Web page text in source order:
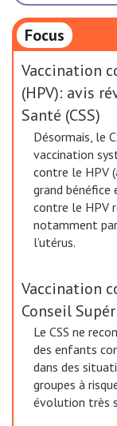
Focus
Vaccination
(HPV): avis
Santé (CSS)
Désormais, le
vaccination
contre le HPV
grand bénéfice
contre le HPV
notamment
l’utérus.
Vaccination
Conseil
Le CSS ne
des enfants
dans des
groupes à
évolution très